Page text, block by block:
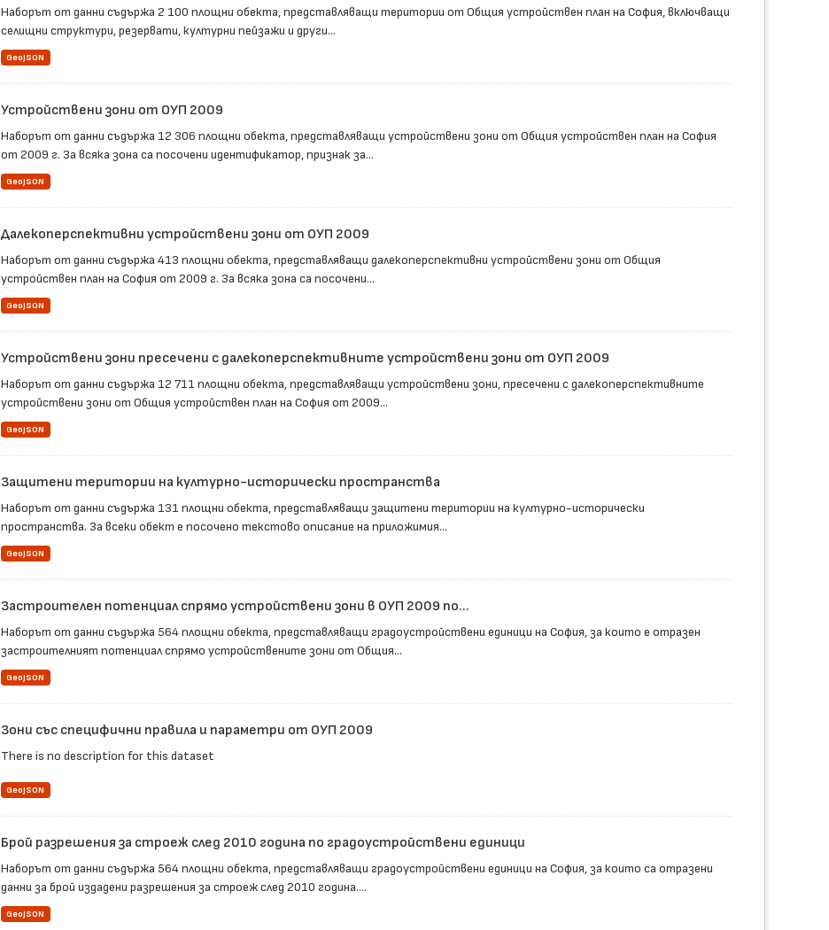
Наборът от данни съдържа 2 100 площни обекта, представляващи територии от Общия устройствен план на София, включващи
селищни структури, резервати, културни пейзажи и други...
GeoJSON
Устройствени зони от ОУП 2009
Наборът от данни съдържа 12 306 площни обекта, представляващи устройствени зони от Общия устройствен план на София
от 2009 г. За всяка зона са посочени идентификатор, признак за...
GeoJSON
Далекоперспективни устройствени зони от ОУП 2009
Наборът от данни съдържа 413 площни обекта, представляващи далекоперспективни устройствени зони от Общия
устройствен план на София от 2009 г. За всяка зона са посочени...
GeoJSON
Устройствени зони пресечени с далекоперспективните устройствени зони от ОУП 2009
Наборът от данни съдържа 12 711 площни обекта, представляващи устройствени зони, пресечени с далекоперспективните
устройствени зони от Общия устройствен план на София от 2009...
GeoJSON
Защитени територии на културно-исторически пространства
Наборът от данни съдържа 131 площни обекта, представляващи защитени територии на културно-исторически
пространства. За всеки обект е посочено текстово описание на приложимия...
GeoJSON
Застроителен потенциал спрямо устройствени зони в ОУП 2009 по...
Наборът от данни съдържа 564 площни обекта, представляващи градоустройствени единици на София, за които е отразен
застроителният потенциал спрямо устройствените зони от Общия...
GeoJSON
Зони със специфични правила и параметри от ОУП 2009
There is no description for this dataset
GeoJSON
Брой разрешения за строеж след 2010 година по градоустройствени единици
Наборът от данни съдържа 564 площни обекта, представляващи градоустройствени единици на София, за които са отразени
данни за брой издадени разрешения за строеж след 2010 година....
GeoJSON